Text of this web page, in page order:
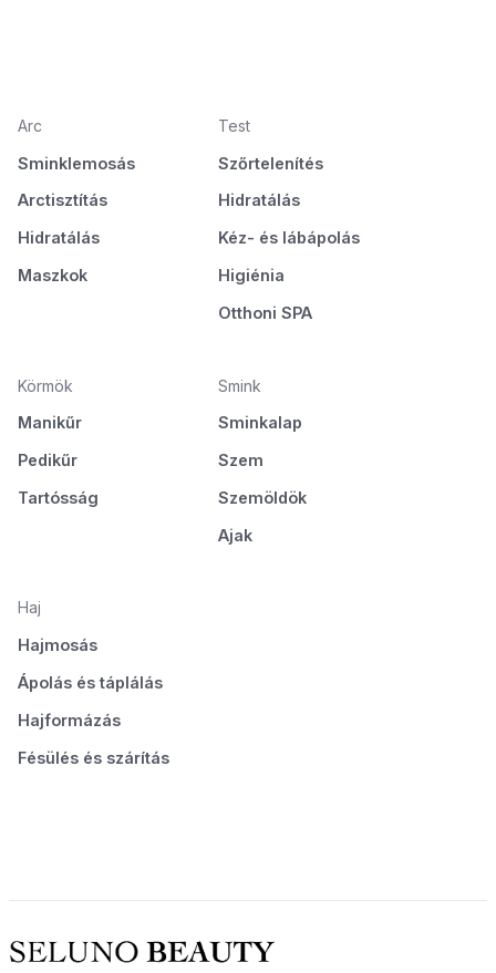
Arc
Sminklemosás
Arctisztítás
Hidratálás
Maszkok
Test
Szőrtelenítés
Hidratálás
Kéz- és lábápolás
Higiénia
Otthoni SPA
Körmök
Manikűr
Pedikűr
Tartósság
Smink
Sminkalap
Szem
Szemöldök
Ajak
Haj
Hajmosás
Ápolás és táplálás
Hajformázás
Fésülés és szárítás